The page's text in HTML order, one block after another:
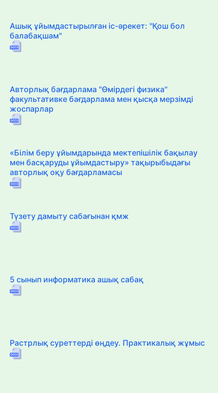
Ашық ұйымдастырылған іс-әрекет: "Қош бол
балабақшам"
Авторлық бағдарлама "Өмірдегі физика"
факультативке бағдарлама мен қысқа мерзімді
жоспарлар
«Білім беру ұйымдарында мектепішілік бақылау
мен басқаруды ұйымдастыру» тақырыбыдағы
авторлық оқу бағдарламасы
Түзету дамыту сабағынан қмж
5 сынып информатика ашық сабақ
Растрлық суреттерді өңдеу. Практикалық жұмыс